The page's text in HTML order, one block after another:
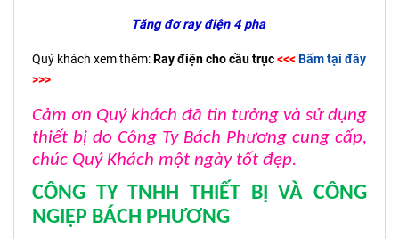
Tăng đơ ray điện 4 pha
Quý khách xem thêm:Ray điện cho cầu trục<<<Bấm tại đây
>>>
Cảm ơn Quý khách đã tin tưởng và sử dụng
thiết bị do Công Ty Bách Phương cung cấp,
chúc Quý Khách một ngày tốt đẹp.
CÔNG TY TNHH THIẾT BỊ VÀ CÔNG
NGIỆP BÁCH PHƯƠNG